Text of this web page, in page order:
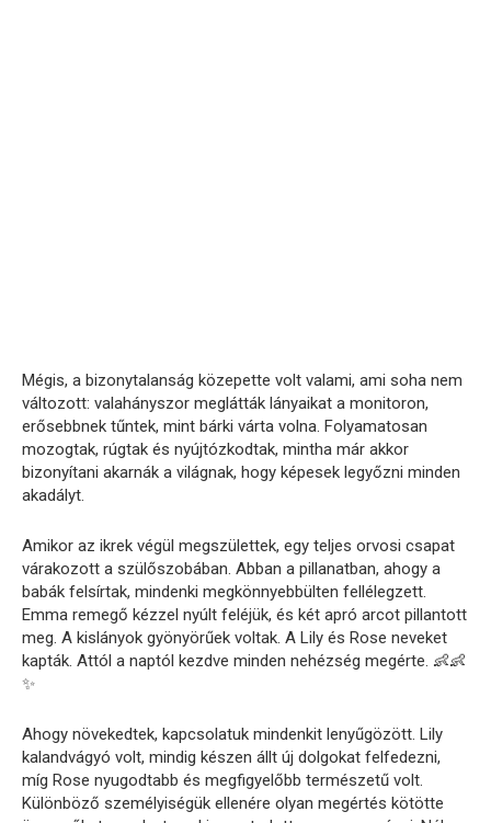
Mégis, a bizonytalanság közepette volt valami, ami soha nem
változott: valahányszor meglátták lányaikat a monitoron,
erősebbnek tűntek, mint bárki várta volna. Folyamatosan
mozogtak, rúgtak és nyújtózkodtak, mintha már akkor
bizonyítani akarnák a világnak, hogy képesek legyőzni minden
akadályt.
Amikor az ikrek végül megszülettek, egy teljes orvosi csapat
várakozott a szülőszobában. Abban a pillanatban, ahogy a
babák felsírtak, mindenki megkönnyebbülten fellélegzett.
Emma remegő kézzel nyúlt feléjük, és két apró arcot pillantott
meg. A kislányok gyönyörűek voltak. A Lily és Rose neveket
kapták. Attól a naptól kezdve minden nehézség megérte. 👶👶
✨
Ahogy növekedtek, kapcsolatuk mindenkit lenyűgözött. Lily
kalandvágyó volt, mindig készen állt új dolgokat felfedezni,
míg Rose nyugodtabb és megfigyelőbb természetű volt.
Különböző személyiségük ellenére olyan megértés kötötte